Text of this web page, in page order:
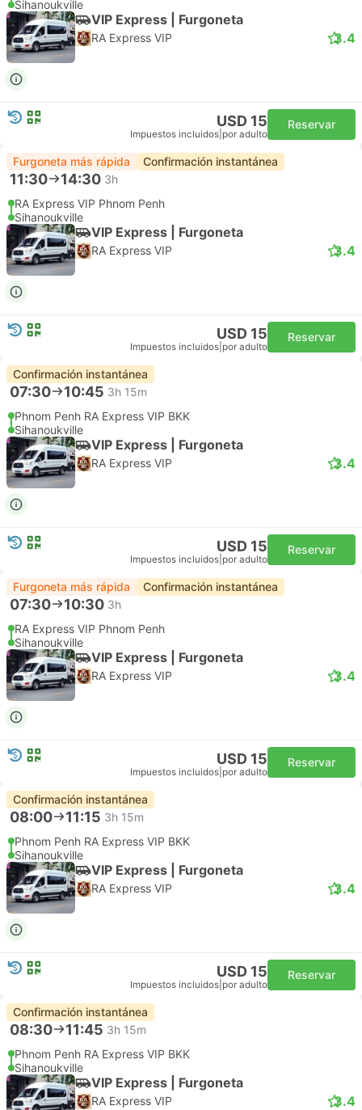
Sihanoukville
VIP Express | Furgoneta
RA Express VIP 3.4
USD 15
Impuestos incluidos por adulto
Reservar
Furgoneta más rápida Confirmación instantánea
11:30 14:30 3h
RA Express VIP Phnom Penh
Sihanoukville
VIP Express | Furgoneta
RA Express VIP 3.4
USD 15
Impuestos incluidos por adulto
Reservar
Confirmación instantánea
07:30 10:45 3h 15m
Phnom Penh RA Express VIP BKK
Sihanoukville
VIP Express | Furgoneta
RA Express VIP 3.4
USD 15
Impuestos incluidos por adulto
Reservar
Furgoneta más rápida Confirmación instantánea
07:30 10:30 3h
RA Express VIP Phnom Penh
Sihanoukville
VIP Express | Furgoneta
RA Express VIP 3.4
USD 15
Impuestos incluidos por adulto
Reservar
Confirmación instantánea
08:00 11:15 3h 15m
Phnom Penh RA Express VIP BKK
Sihanoukville
VIP Express | Furgoneta
RA Express VIP 3.4
USD 15
Impuestos incluidos por adulto
Reservar
Confirmación instantánea
08:30 11:45 3h 15m
Phnom Penh RA Express VIP BKK
Sihanoukville
VIP Express | Furgoneta
RA Express VIP 3.4